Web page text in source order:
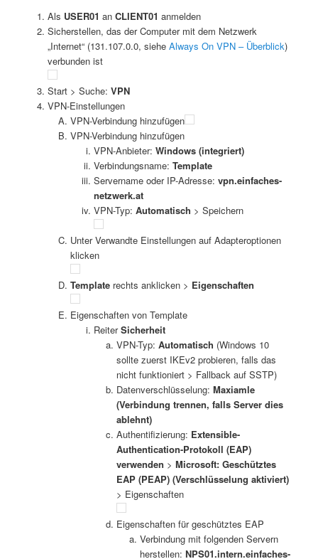
Als USER01 an CLIENT01 anmelden
Sicherstellen, das der Computer mit dem Netzwerk
„Internet“ (131.107.0.0, siehe Always On VPN – Überblick)
verbunden ist
Start > Suche: VPN
VPN-Einstellungen
VPN-Verbindung hinzufügen
VPN-Verbindung hinzufügen
VPN-Anbieter: Windows (integriert)
Verbindungsname: Template
Servername oder IP-Adresse: vpn.einfaches-
netzwerk.at
VPN-Typ: Automatisch > Speichern
Unter Verwandte Einstellungen auf Adapteroptionen
klicken
Template rechts anklicken > Eigenschaften
Eigenschaften von Template
ReiterSicherheit
VPN-Typ:Automatisch (Windows 10
sollte zuerst IKEv2 probieren, falls das
nicht funktioniert > Fallback auf SSTP)
Datenverschlüsselung:Maxiamle
(Verbindung trennen, falls Server dies
ablehnt)
Authentifizierung: Extensible-
Authentication-Protokoll (EAP)
verwenden >Microsoft: Geschütztes
EAP (PEAP) (Verschlüsselung aktiviert)
> Eigenschaften
Eigenschaften für geschütztes EAP
Verbindung mit folgenden Servern
herstellen: NPS01.intern.einfaches-